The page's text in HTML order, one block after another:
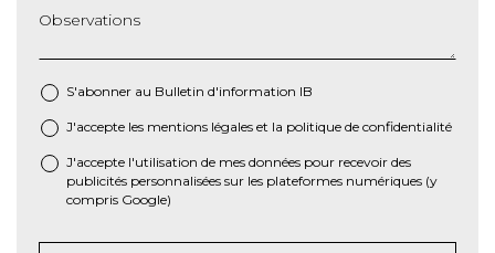
Observations
S'abonner au Bulletin d'information IB
* J'accepte les mentions légales et la politique de confidentialité
J'accepte l'utilisation de mes données pour recevoir des
publicités personnalisées sur les plateformes numériques (y
compris Google)